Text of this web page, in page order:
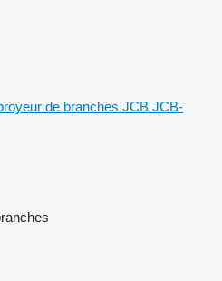
de branches JCB JCB-